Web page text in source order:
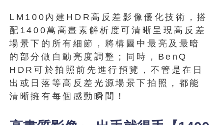
LM100內建HDR高反差影像優化技術，搭
配1400萬高畫素解析度可清晰呈現高反差
場景下的所有細節，將構圖中最亮及最暗
的部分做自動亮度調整；同時，BenQ
HDR可於拍照前先進行預覽，不管是在日
出或日落等高反差光源場景下拍照，都能
清晰擁有每個感動瞬間！